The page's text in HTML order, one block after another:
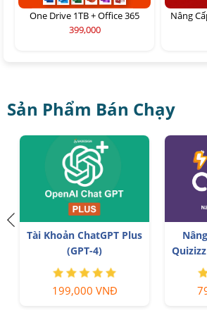
One Drive 1TB + Office 365
399,000
Nâng
Sản Phẩm Bán Chạy
Tài Khoản ChatGPT Plus
(GPT-4)
199,000 VNĐ